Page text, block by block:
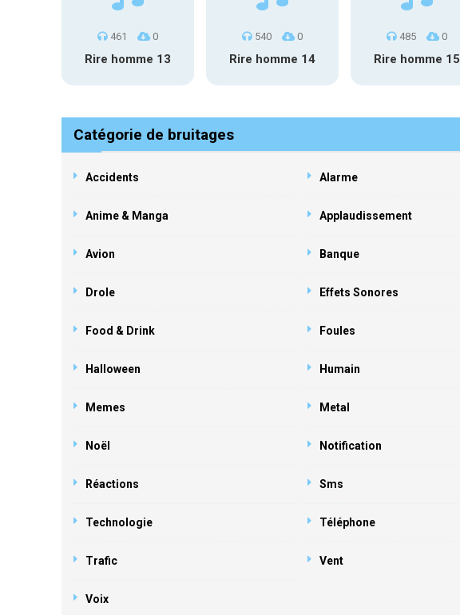
461 0
Rire homme 13
540 0
Rire homme 14
485 0
Rire homme 15
Catégorie de bruitages
Accidents Alarme
Anime & Manga Applaudissement
Avion Banque
Drole Effets Sonores
Food & Drink Foules
Halloween Humain
Memes Metal
Noël Notification
Réactions Sms
Technologie Téléphone
Trafic Vent
Voix